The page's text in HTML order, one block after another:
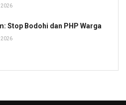
2026
Stop Bodohi dan PHP Warga
2026